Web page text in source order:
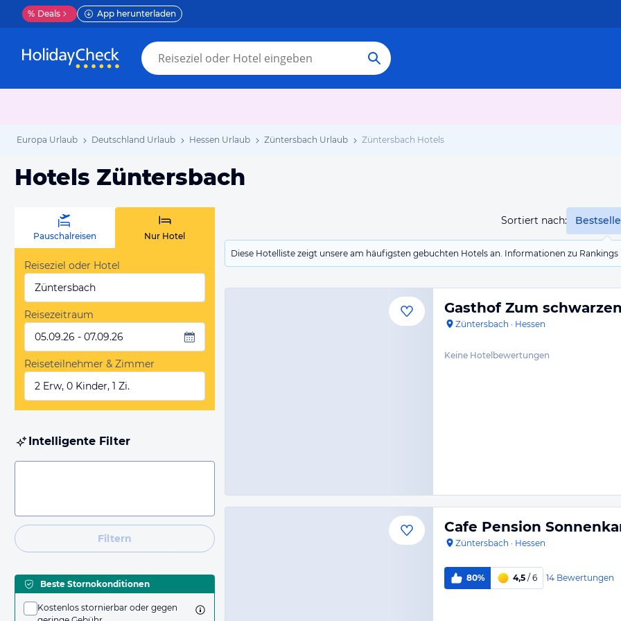
% Deals App herunterladen
Europa Urlaub Deutschland Urlaub Hessen Urlaub Züntersbach Urlaub Züntersbach Hotels
Hotels Züntersbach
Sortiert nach:
Diese Hotelliste zeigt unsere am häufigsten gebuchten Hotels an. Informationen zu
Pauschalreisen Nur Hotel
Reiseziel oder Hotel
Züntersbach
Reisezeitraum
05.09.26 - 07.09.26
Reiseteilnehmer & Zimmer
2 Erw, 0 Kinder, 1 Zi.
Intelligente Filter
Filtern
Beste Stornokonditionen
Kostenlos stornierbar oder gegen
Gasthof Zum
Züntersbach · Hessen
Keine Hotelbewertungen
Cafe Pension
Züntersbach · Hessen
80% 4,5 / 6 14 Bewertungen